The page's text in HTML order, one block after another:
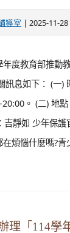
導室 | 2025-11-
度教育部推動
訊息如下： (一)
。 (二) 地
吉靜如 少年保
煩惱什麼嗎?
理「114學